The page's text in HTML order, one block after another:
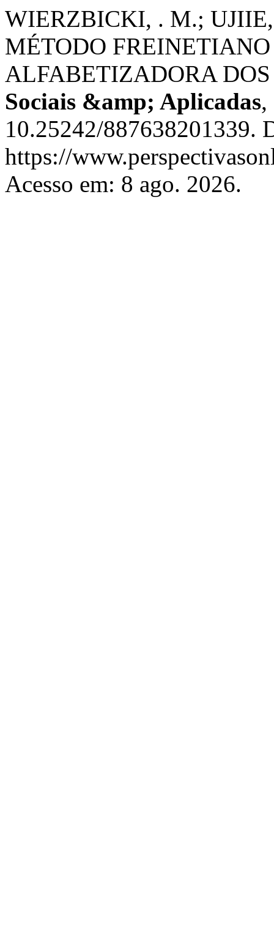
WIERZBICKI, . M.;
MÉTODO
ALFABETIZADORA
Sociais &amp; Aplicadas,
10.25242/887638201339.
https://
Acesso em: 8 ago. 2026.